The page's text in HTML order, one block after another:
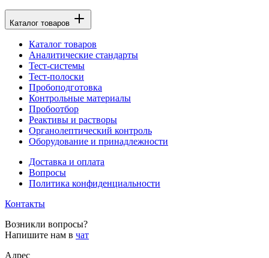
Каталог товаров
Каталог товаров
Аналитические стандарты
Тест-системы
Тест-полоски
Пробоподготовка
Контрольные материалы
Пробоотбор
Реактивы и растворы
Органолептический контроль
Оборудование и принадлежности
Доставка и оплата
Вопросы
Политика конфиденциальности
Контакты
Возникли вопросы?
Напишите нам в чат
Адрес